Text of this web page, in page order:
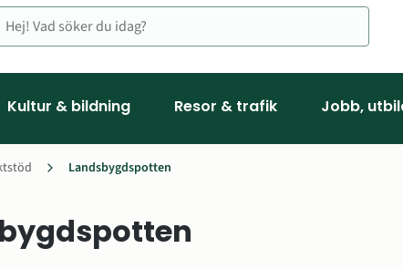
Kultur & bildning Resor & trafik Jobb,
Landsbygdspotten